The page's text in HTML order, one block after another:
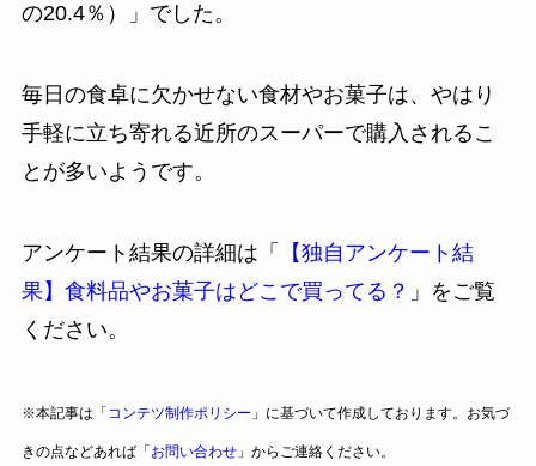
の20.4％）」でした。
毎日の食卓に欠かせない食材やお菓子は、やはり
手軽に立ち寄れる近所のスーパーで購入されるこ
とが多いようです。
アンケート結果の詳細は「
【独自アンケート結
果】食料品やお菓子はどこで買ってる？ 」をご覧
ください。
※本記事は「 コンテツ制作ポリシー 」に基づいて作成しております。お気づ
きの点などあれば「お問い合わせ」からご連絡ください。